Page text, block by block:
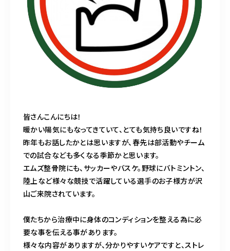
皆さんこんにちは！
暖かい陽気にもなってきていて、とても気持ち良いですね！
昨年もお話したかとは思いますが、春先は部活動やチーム
での試合なども多くなる季節かと思います。
エムズ整骨院にも、サッカーやバスケ。野球にバトミントン、
陸上など様々な競技で活躍している選手のお子様方が沢
山ご来院されています。
僕たちから治療中に身体のコンディションを整える為に必
要な事を伝える事があります。
様々な内容がありますが、分かりやすいケアですと、ストレ